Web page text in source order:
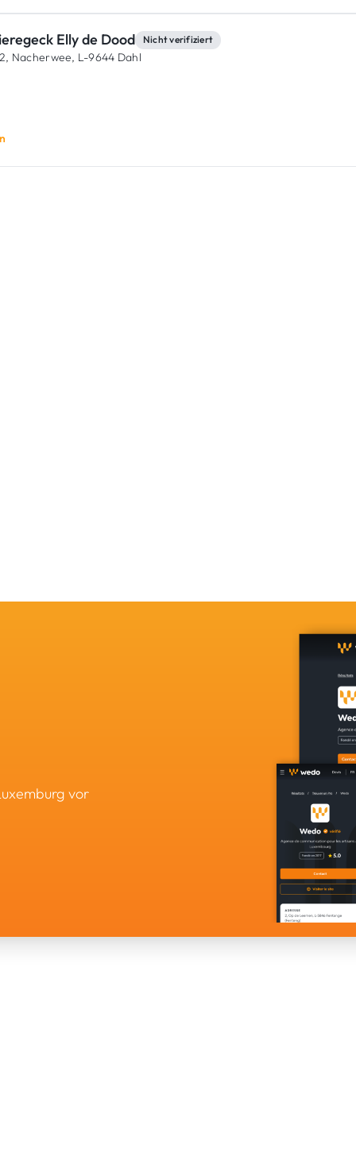
Elly de Dood Nicht verifiziert
2, Nacherwee, L-9644 Dahl
vor